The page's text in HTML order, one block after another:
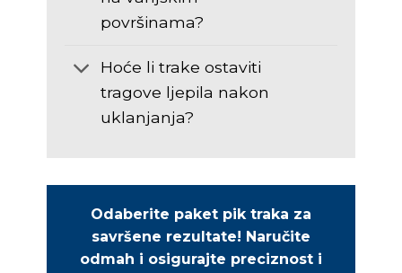
površinama?
Hoće li trake ostaviti
tragove ljepila nakon
uklanjanja?
Odaberite paket pik traka za
savršene rezultate! Naručite
odmah i osigurajte preciznost i